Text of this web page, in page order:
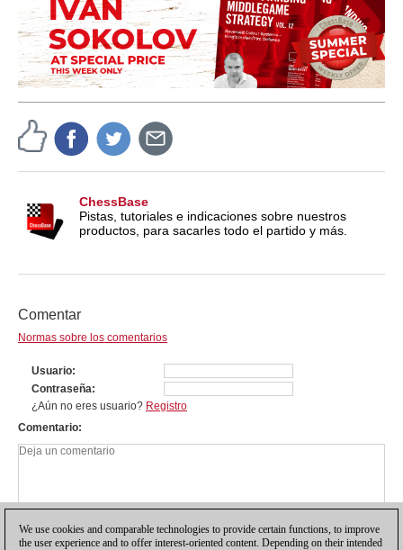
ChessBase
Pistas, tutoriales e indicaciones sobre nuestros
productos, para sacarles todo el partido y más.
Comentar
Normas sobre los comentarios
Usuario
Contraseña
¿Aún no eres usuario? Registro
Comentario
We use cookies and comparable technologies to provide certain functions, to improve
the user experience and to offer interest-oriented content. Depending on their intended